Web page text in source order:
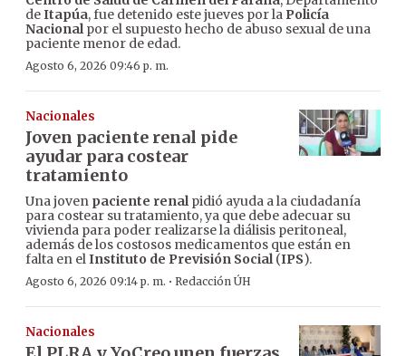
deItapúa, fue detenido este jueves por la Policía
Nacionalpor el supuesto hecho de abuso sexual de una
paciente menor de edad.
Agosto 6, 2026 09:46 p. m.
Nacionales
Joven paciente renal pide
ayudar para costear
tratamiento
Una joven paciente renalpidió ayuda a la ciudadanía
para costear su tratamiento, ya que debe adecuar su
vivienda para poder realizarse la diálisis peritoneal,
además de los costosos medicamentos que están en
falta en elInstituto de Previsión Social(IPS).
Agosto 6, 2026 09:14 p. m. · Redacción ÚH
Nacionales